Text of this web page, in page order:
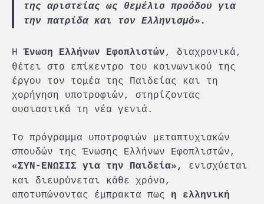
της αριστείας ως θεμέλιο προόδου για
την πατρίδα και τον Ελληνισμό».
ΗΈνωση Ελλήνων Εφοπλιστών, διαχρονικά,
θέτει στο επίκεντρο του κοινωνικού της
έργου τον τομέα της Παιδείας και τη
χορήγηση υποτροφιών, στηρίζοντας
ουσιαστικά τη νέα γενιά.
Το πρόγραμμα υποτροφιών μεταπτυχιακών
σπουδών της Ένωσης Ελλήνων Εφοπλιστών,
«ΣΥΝ-ΕΝΩΣΙΣ για την Παιδεία», ενισχύεται
και διευρύνεται κάθε χρόνο,
αποτυπώνοντας έμπρακτα πως η ελληνική